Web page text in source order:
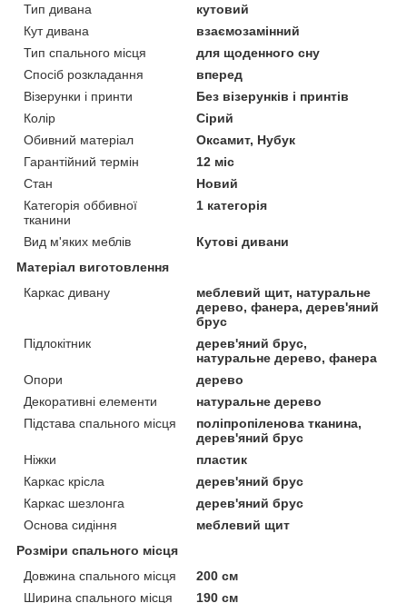
Тип дивана
кутовий
Кут дивана
взаємозамінний
Тип спального місця
для щоденного сну
Спосіб розкладання
вперед
Візерунки і принти
Без візерунків і принтів
Колір
Сірий
Обивний матеріал
Оксамит, Нубук
Гарантійний термін
12 міс
Стан
Новий
Категорія оббивної
тканини
1 категорія
Вид м'яких меблів
Кутові дивани
Матеріал виготовлення
Каркас дивану
меблевий щит, натуральне
дерево, фанера, дерев'яний
брус
Підлокітник
дерев'яний брус,
натуральне дерево, фанера
Опори
дерево
Декоративні елементи
натуральне дерево
Підстава спального місця
поліпропіленова тканина,
дерев'яний брус
Ніжки
пластик
Каркас крісла
дерев'яний брус
Каркас шезлонга
дерев'яний брус
Основа сидіння
меблевий щит
Розміри спального місця
Довжина спального місця
200 см
Ширина спального місця
190 см